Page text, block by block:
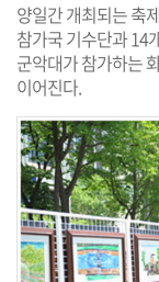
양일간 개최되는 축
참가국 기수단과 14
군악대가 참가하는
이어진다.